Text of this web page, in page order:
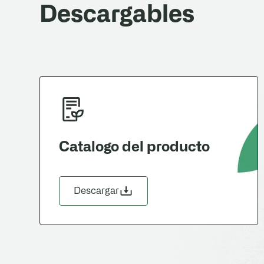
Descargables
Catalogo del producto
Descargar